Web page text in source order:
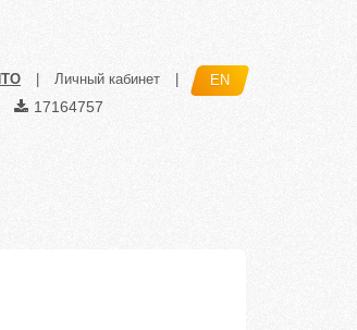
Личный кабинет EN
17164757